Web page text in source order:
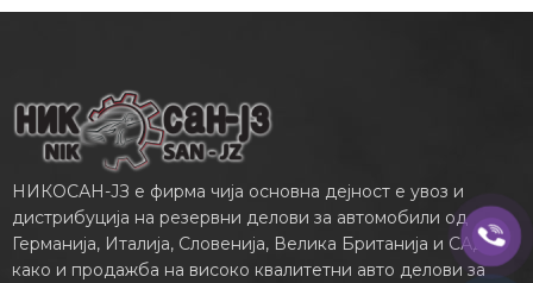
НИКОСАН-ЈЗ е фирма чија основна дејност е увоз и
дистрибуција на резервни делови за автомобили од
Германија, Италија, Словенија, Велика Британија и САД,
како и продажба на високо квалитетни авто делови за